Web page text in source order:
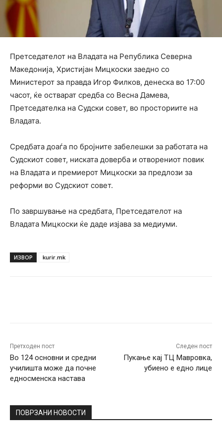
Претседателот на Владата на Република Северна
Македонија, Христијан Мицкоски заедно со
Министерот за правда Игор Филков, денеска во 17:00
часот, ќе остварат средба со Весна Дамева,
Претседателка на Судски совет, во просториите на
Владата.
Средбата доаѓа по бројните забелешки за работата на
Судскиот совет, ниската доверба и отворениот повик
на Владата и премиерот Мицкоски за предлози за
реформи во Судскиот совет.
По завршување на средбата, Претседателот на
Владата Мицкоски ќе даде изјава за медиуми.
ИЗВОР kurir.mk
Претходен пост
Во 124 основни и средни
училишта може да почне
едносменска настава
Следен пост
Пукање кај ТЦ Мавровка,
убиено е едно лице
ПОВРЗАНИ НОВОСТИ